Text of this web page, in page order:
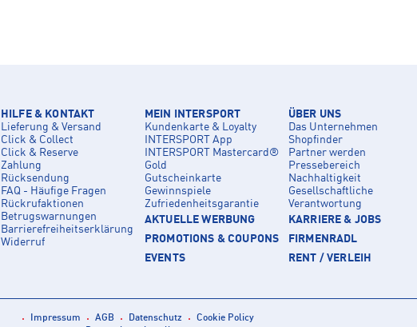
HILFE & KONTAKT
Lieferung & Versand
Click & Collect
Click & Reserve
Zahlung
Rücksendung
FAQ - Häufige Fragen
Rückrufaktionen
Betrugswarnungen
Barrierefreiheitserklärung
Widerruf
MEIN INTERSPORT
Kundenkarte & Loyalty
INTERSPORT App
INTERSPORT Mastercard®
Gold
Gutscheinkarte
Gewinnspiele
Zufriedenheitsgarantie
AKTUELLE WERBUNG
PROMOTIONS & COUPONS
EVENTS
ÜBER UNS
Das Unternehmen
Shopfinder
Partner werden
Pressebereich
Nachhaltigkeit
Gesellschaftliche
Verantwortung
KARRIERE & JOBS
FIRMENRADL
RENT / VERLEIH
Impressum AGB Datenschutz
Cookie Policy